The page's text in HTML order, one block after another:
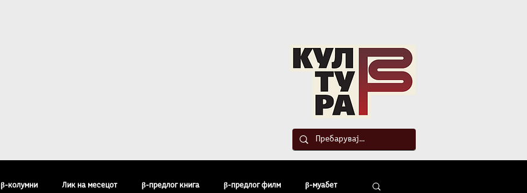
β-колумни Лик на месецот β-предлог книга β-предлог филм β-муабет